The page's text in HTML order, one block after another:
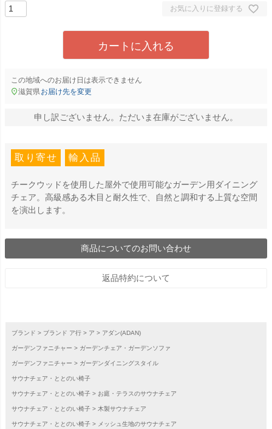
お気に入りに登録する
カートに入れる
この地域へのお届け日は表示できません
滋賀県 お届け先を変更
申し訳ございません。ただいま在庫がございません。
取り寄せ 輸入品
チークウッドを使用した屋外で使用可能なガーデン用ダイニング
チェア。高級感ある木目と耐久性で、自然と調和する上質な空間
を演出します。
商品についてのお問い合わせ
返品特約について
ブランド ブランド ア行 ア アダン(ADAN)
ガーデンファニチャー ガーデンチェア・ガーデンソファ
ガーデンファニチャー ガーデンダイニングスタイル
サウナチェア・ととのい椅子
サウナチェア・ととのい椅子 お庭・テラスのサウナチェア
サウナチェア・ととのい椅子 木製サウナチェア
サウナチェア・ととのい椅子 メッシュ生地のサウナチェア